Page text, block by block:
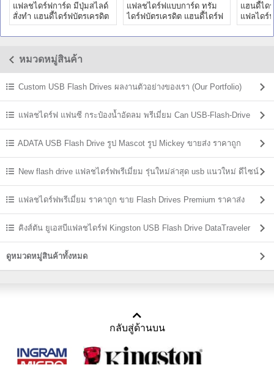
แฟลชไดร์ฟการ์ด มีปุ่มสไลด์
สั่งทำ แฮนดี้ไดร์ฟบัตรเครดิต
สกรีนโลโก้ ราคาถูก
แฟลชไดร์ฟแบบการ์ด ทรัม
ไดร์ฟบัตรเครดิต แฮนดี้ไดร์ฟ
นามบัตร ผลิต ราคาถูก
แฮนดี้ได
แฟลไดร์
โลโก้ รา
หมวดหมู่สินค้า
Custom USB Flash Drives ผลงานตัวอย่างของเรา (Our Portfolio)
แฟลชไดร์ฟ แฟนซี กระป๋องน้ำอัดลม พรีเมี่ยม Can USB-Flash-Drive
ADATA USB Flash Drive รูป Mascot รูป Mickey ขายส่ง ราคาถูก
New flash drive แฟลชไดร์ฟพรีเมี่ยม รุ่นใหม่ล่าสุด usb แนวใหม่ ดีไซน์
แปลกๆแฟลชไดร์ฟพรีเมี่ยม ราคาถูก ขาย Flash Drives Premium ราคาส่ง
คิงส์ตัน ยูเอสบีแฟลชไดร์ฟ Kingston USB Flash Drive DataTraveler
ราคาส่ง
ดูหมวดหมู่สินค้าทั้งหมด
กลับสู่ด้านบน